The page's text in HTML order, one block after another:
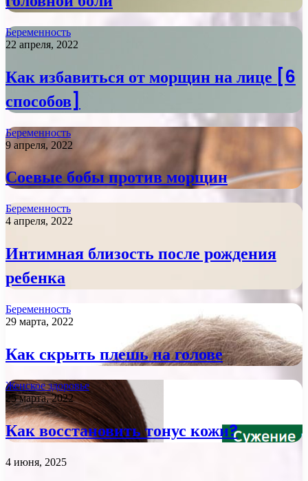
Беременность
22 апреля, 2022
Как избавиться от морщин на лице [6
способов]
Беременность
9 апреля, 2022
Соевые бобы против морщин
Беременность
4 апреля, 2022
Интимная близость после рождения
ребенка
Беременность
29 марта, 2022
Как скрыть плешь на голове
Женское здоровье
25 марта, 2022
Как восстановить тонус кожи?
4 июня, 2025